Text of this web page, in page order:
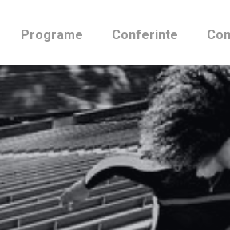
Programe Conferinte